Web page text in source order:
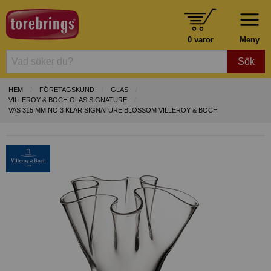
Meny
0 varor
Sök
HEM FÖRETAGSKUND
GLAS
VILLEROY & BOCH GLAS SIGNATURE
VAS 315 MM NO 3 KLAR SIGNATURE BLOSSOM VILLEROY & BOCH